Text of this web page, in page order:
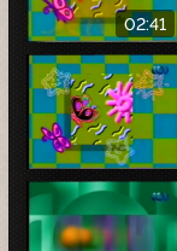
02:41